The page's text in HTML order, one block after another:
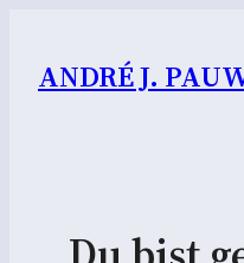
ANDRÉ J.